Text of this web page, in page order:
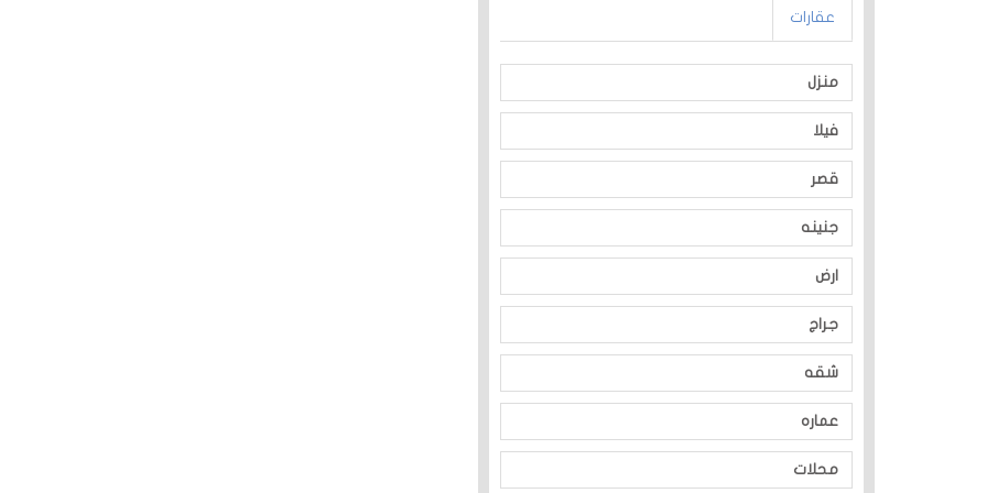
عقارات
منزل
فيلا
قصر
جنينه
ارض
جراج
شقه
عماره
محلات